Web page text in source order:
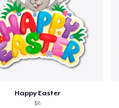
Happy Easter
$8